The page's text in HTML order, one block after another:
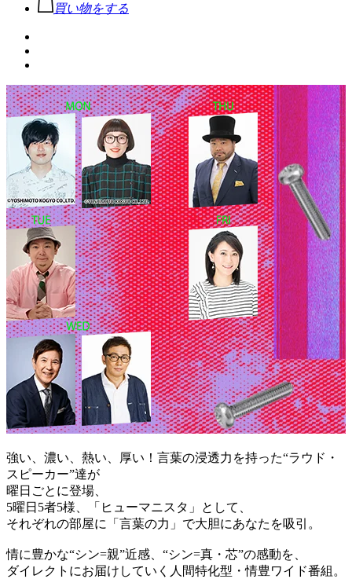
買い物をする
強い、濃い、熱い、厚い！言葉の浸透力を持った“ラウド・
スピーカー”達が
曜日ごとに登場、
5曜日5者5様、「ヒューマニスタ」として、
それぞれの部屋に「言葉の力」で大胆にあなたを吸引。
情に豊かな“シン=親”近感、“シン=真・芯”の感動を、
ダイレクトにお届けしていく人間特化型・情豊ワイド番組。